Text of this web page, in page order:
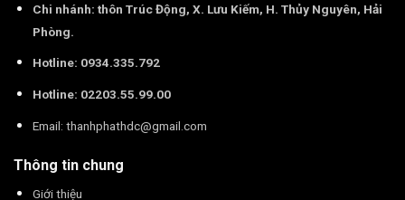
Chi nhánh: thôn Trúc Động, X. Lưu Kiếm, H. Thủy Nguyên, Hải
Phòng.
Hotline: 0934.335.792
Hotline: 02203.55.99.00
Email: thanhphathdc@gmail.com
Thông tin chung
Giới thiệu